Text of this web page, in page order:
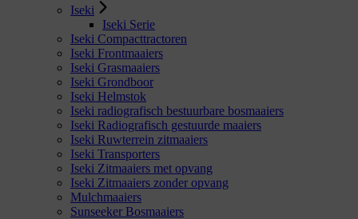
Iseki
Iseki Serie
Iseki Compacttractoren
Iseki Frontmaaiers
Iseki Grasmaaiers
Iseki Grondboor
Iseki Helmstok
Iseki radiografisch bestuurbare bosmaaiers
Iseki Radiografisch gestuurde maaiers
Iseki Ruwterrein zitmaaiers
Iseki Transporters
Iseki Zitmaaiers met opvang
Iseki Zitmaaiers zonder opvang
Mulchmaaiers
Sunseeker Bosmaaiers